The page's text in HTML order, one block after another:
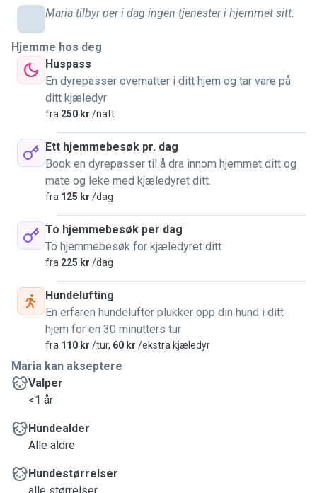
til å lære og følge instruksjonene dine for å gi kjæledyret
ditt den beste omsorgen! Jeg har en veldig fleksibel
timeplan og vi kan diskutere eventuelle tidsordninger om
nødvendig. Jeg kan tilby et veldig bredt spekter av omsorg,
fra å leke med kjæledyrene dine til å sørge for at de tar
medisinen til rett tid. Hvis du trenger noen pålitelig som vil
elske kjæledyret ditt like mye som deg, ikke nøl med å
Maria tilbyr per i dag ingen tjenester i hjemmet sitt.
Hjemme hos deg
Huspass
En dyrepasser overnatter i ditt hjem og tar vare på
ditt kjæledyr
fra 250 kr /natt
Ett hjemmebesøk pr. dag
Book en dyrepasser til å dra innom hjemmet ditt og
mate og leke med kjæledyret ditt.
fra 125 kr /dag
To hjemmebesøk per dag
To hjemmebesøk for kjæledyret ditt
fra 225 kr /dag
Hundelufting
En erfaren hundelufter plukker opp din hund i ditt
hjem for en 30 minutters tur
fra 110 kr /tur, 60 kr /ekstra kjæledyr
Maria kan akseptere
Valper
<1 år
Hundealder
Alle aldre
Hundestørrelser